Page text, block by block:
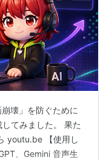
壊」を防ぐために
てみました。 果た
youtu.be 【使用し
、Gemini 音声生